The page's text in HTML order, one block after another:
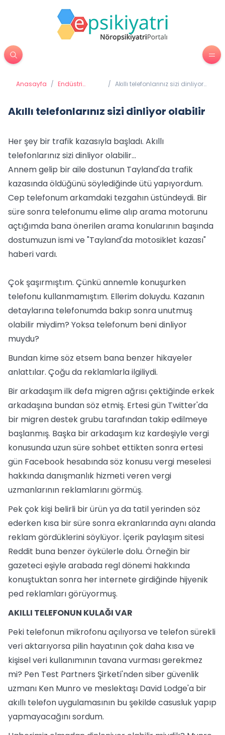
Anasayfa / Endüstri
/ Akıllı telefonlarınız sizi dinliyor
Akıllı telefonlarınız sizi dinliyor olabilir
Her şey bir trafik kazasıyla başladı. Akıllı
telefonlarınız sizi dinliyor olabilir...
Annem gelip bir aile dostunun Tayland'da trafik
kazasında öldüğünü söylediğinde ütü yapıyordum.
Cep telefonum arkamdaki tezgahın üstündeydi. Bir
süre sonra telefonumu elime alıp arama motorunu
açtığımda bana önerilen arama konularının başında
dostumuzun ismi ve "Tayland'da motosiklet kazası"
haberi vardı.
Çok şaşırmıştım. Çünkü annemle konuşurken
telefonu kullanmamıştım. Ellerim doluydu. Kazanın
detaylarına telefonumda bakıp sonra unutmuş
olabilir miydim? Yoksa telefonum beni dinliyor
muydu?
Bundan kime söz etsem bana benzer hikayeler
anlattılar. Çoğu da reklamlarla ilgiliydi.
Bir arkadaşım ilk defa migren ağrısı çektiğinde erkek
arkadaşına bundan söz etmiş. Ertesi gün Twitter'da
bir migren destek grubu tarafından takip edilmeye
başlanmış. Başka bir arkadaşım kız kardeşiyle vergi
konusunda uzun süre sohbet ettikten sonra ertesi
gün Facebook hesabında söz konusu vergi meselesi
hakkında danışmanlık hizmeti veren vergi
uzmanlarının reklamlarını görmüş.
Pek çok kişi belirli bir ürün ya da tatil yerinden söz
ederken kısa bir süre sonra ekranlarında aynı alanda
reklam gördüklerini söylüyor. İçerik paylaşım sitesi
Reddit buna benzer öykülerle dolu. Örneğin bir
gazeteci eşiyle arabada regl dönemi hakkında
konuştuktan sonra her internete girdiğinde hijyenik
ped reklamları görüyormuş.
AKILLI TELEFONUN KULAĞI VAR
Peki telefonun mikrofonu açılıyorsa ve telefon sürekli
veri aktarıyorsa pilin hayatının çok daha kısa ve
kişisel veri kullanımının tavana vurması gerekmez
mi? Pen Test Partners Şirketi'nden siber güvenlik
uzmanı Ken Munro ve meslektaşı David Lodge'a bir
akıllı telefon uygulamasının bu şekilde casusluk yapıp
yapmayacağını sordum.